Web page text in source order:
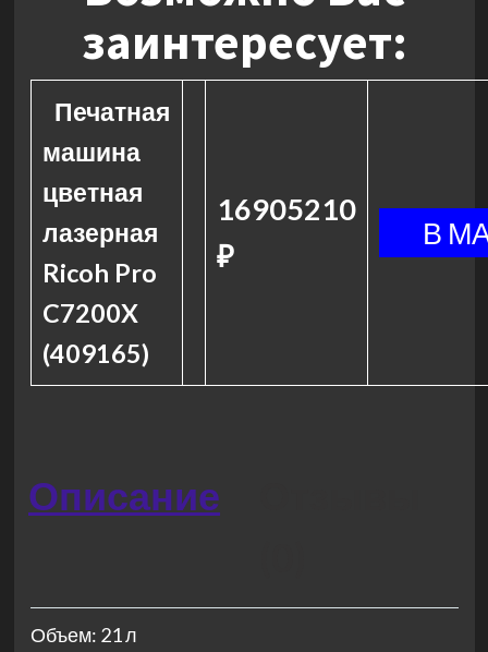
заинтересует:
Печатная
машина
цветная
лазерная
Ricoh Pro
C7200X
(409165)
16905210
₽
Описание
Объем: 21 л